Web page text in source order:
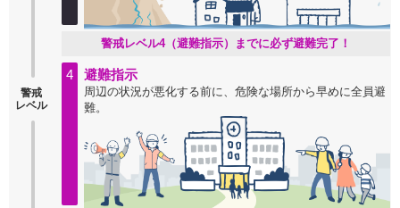
警戒
レベル
警戒レベル4（避難指示）までに必ず避難完了！
4 避難指示
周辺の状況が悪化する前に、危険な場所から早めに全員避
難。